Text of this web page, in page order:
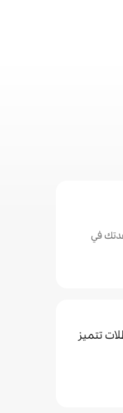
في
تتميز